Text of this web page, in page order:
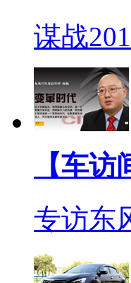
谋战
【车访
专访东